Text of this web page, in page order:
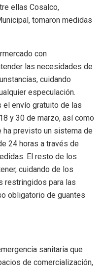
ellas Cosalco,
tomaron medidas
con
las necesidades de
cuidando
especulación.
el envío gratuito de las
y 30 de marzo, así como
ha previsto un sistema de
24 horas a través de
El resto de los
cuidando de los
restringidos para las
obligatorio de guantes
sanitaria que
de comercialización,